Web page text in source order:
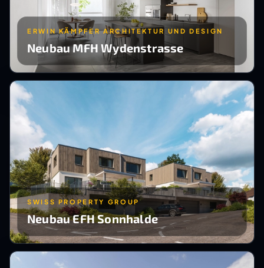
ERWIN KÄMPFER ARCHITEKTUR UND DESIGN
Neubau MFH Wydenstrasse
SWISS PROPERTY GROUP
Neubau EFH Sonnhalde